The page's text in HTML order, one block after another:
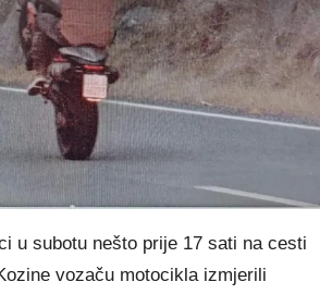
u subotu nešto prije 17 sati na cesti
vozaču motocikla izmjerili